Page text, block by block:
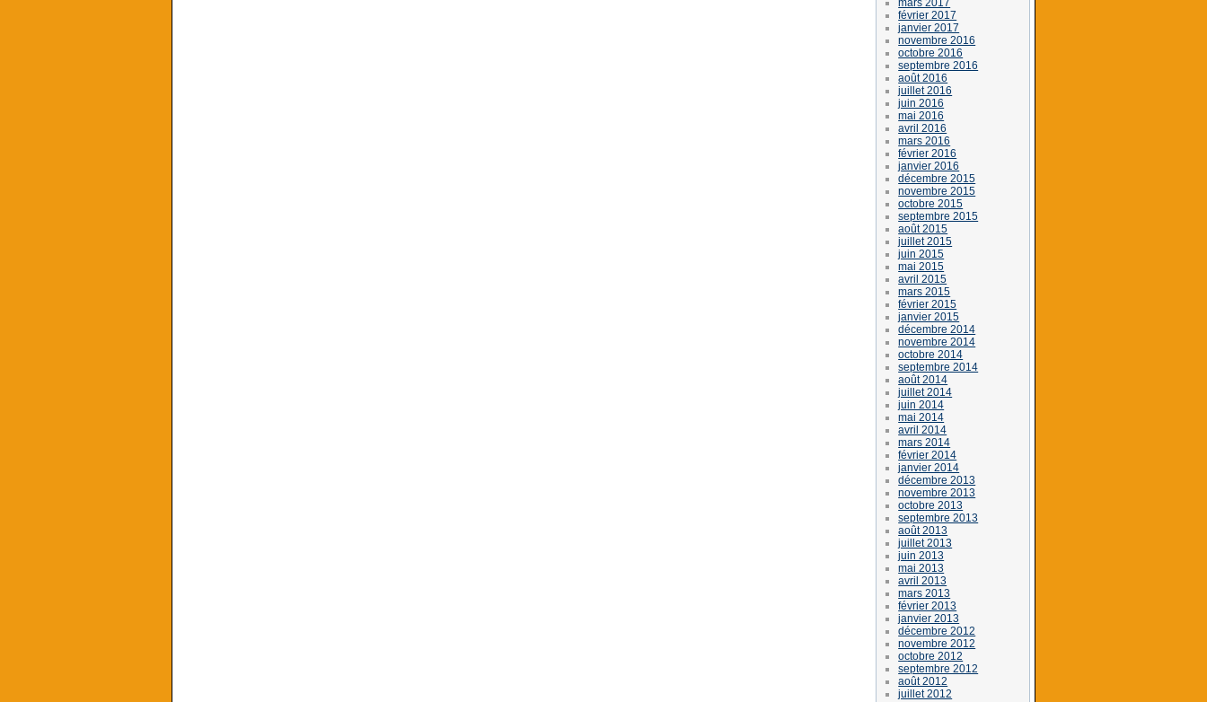
février 2017
janvier 2017
novembre 2016
octobre 2016
septembre 2016
août 2016
juillet 2016
juin 2016
mai 2016
avril 2016
mars 2016
février 2016
janvier 2016
décembre 2015
novembre 2015
octobre 2015
septembre 2015
août 2015
juillet 2015
juin 2015
mai 2015
avril 2015
mars 2015
février 2015
janvier 2015
décembre 2014
novembre 2014
octobre 2014
septembre 2014
août 2014
juillet 2014
juin 2014
mai 2014
avril 2014
mars 2014
février 2014
janvier 2014
décembre 2013
novembre 2013
octobre 2013
septembre 2013
août 2013
juillet 2013
juin 2013
mai 2013
avril 2013
mars 2013
février 2013
janvier 2013
décembre 2012
novembre 2012
octobre 2012
septembre 2012
août 2012
juillet 2012